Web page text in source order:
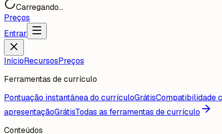
Carregando...
Preços
Entrar
InícioRecursosPreços
Ferramentas de currículo
Pontuação instantânea do currículoGrátisCompatibilidade
apresentaçãoGrátisTodas as ferramentas de currículo
Conteúdos